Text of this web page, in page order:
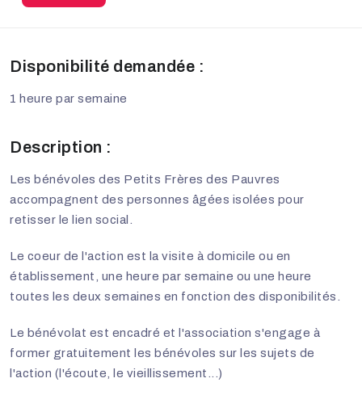
Disponibilité demandée :
1 heure par semaine
Description :
Les bénévoles des Petits Frères des Pauvres
accompagnent des personnes âgées isolées pour
retisser le lien social.
Le coeur de l'action est la visite à domicile ou en
établissement, une heure par semaine ou une heure
toutes les deux semaines en fonction des disponibilités.
Le bénévolat est encadré et l'association s'engage à
former gratuitement les bénévoles sur les sujets de
l'action (l'écoute, le vieillissement...)